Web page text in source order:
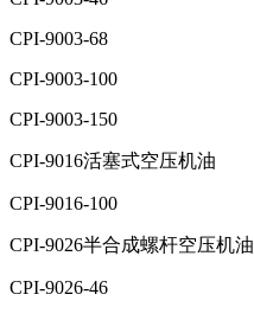
CPI-9003-68
CPI-9003-100
CPI-9003-150
CPI-9016活塞式空压机油
CPI-9016-100
CPI-9026半合成螺杆空压机油
CPI-9026-46